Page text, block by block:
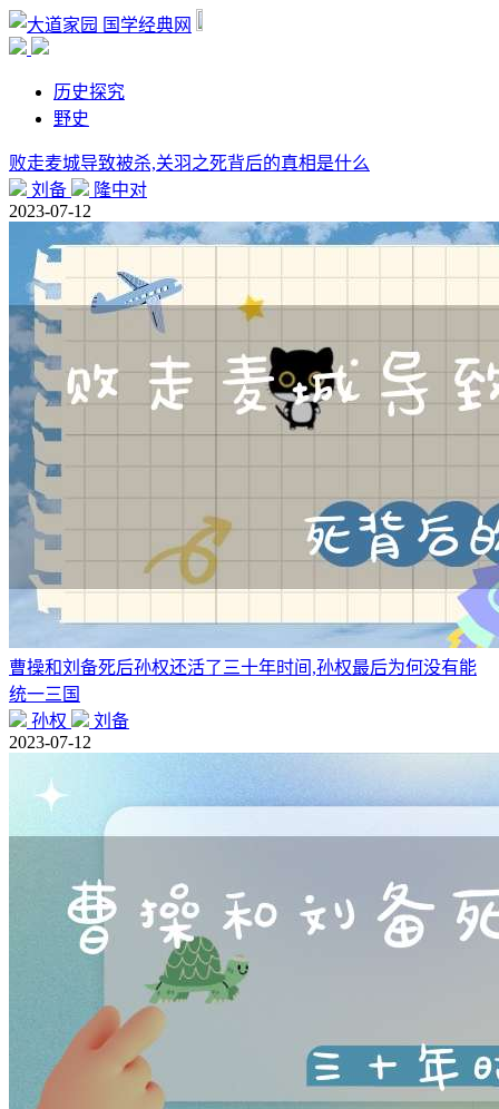
国学经典网
历史探究
野史
败走麦城导致被杀,关羽之死背后的真相是什么
刘备
隆中对
2023-07-12
曹操和刘备死后孙权还活了三十年时间,孙权最后为何没有能
统一三国
孙权
刘备
2023-07-12